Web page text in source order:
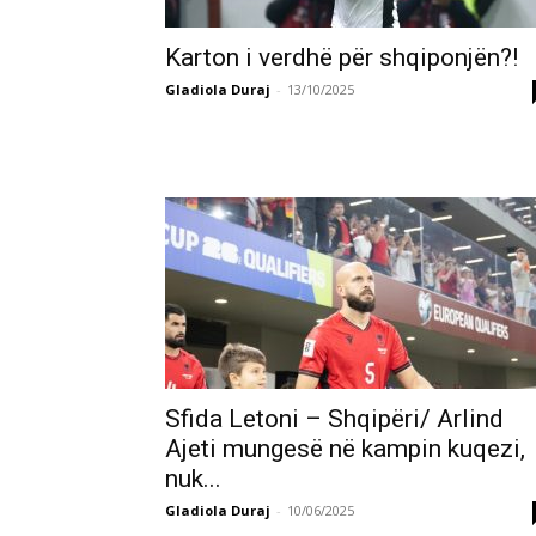
Karton i verdhë për shqiponjën?!
Gladiola Duraj - 13/10/2025
Sfida Letoni – Shqipëri/ Arlind
Ajeti mungesë në kampin kuqezi,
nuk...
Gladiola Duraj - 10/06/2025